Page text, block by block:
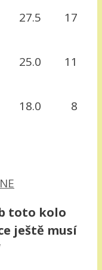
27.5 17
25.0 11
18.0
8
toto kolo
ještě musí